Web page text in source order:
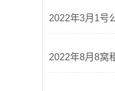
2022年3月1号
2022年8月8窝